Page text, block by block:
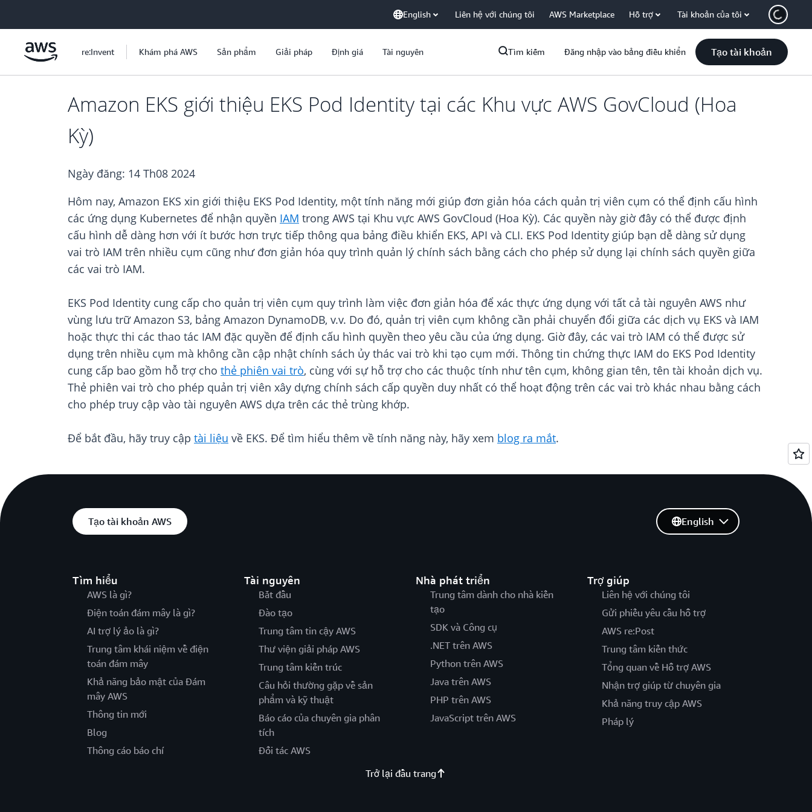
English Liên hệ với chúng tôi AWS Marketplace Hỗ trợ Tài khoản của tôi
re:Invent Khám phá AWS Sản phẩm Giải pháp Định giá Tài nguyên Tìm kiếm Đăng nhập vào bảng điều khiển Tạo tài khoản
Amazon EKS giới thiệu EKS Pod Identity tại các Khu vực AWS GovCloud (Hoa
Kỳ)
Ngày đăng: 14 Th08 2024
Hôm nay, Amazon EKS xin giới thiệu EKS Pod Identity, một tính năng mới giúp đơn giản hóa cách quản trị viên cụm có thể định cấu hình
các ứng dụng Kubernetes để nhận quyền IAM trong AWS tại Khu vực AWS GovCloud (Hoa Kỳ). Các quyền này giờ đây có thể được định
cấu hình dễ dàng hơn với ít bước hơn trực tiếp thông qua bảng điều khiển EKS, API và CLI. EKS Pod Identity giúp bạn dễ dàng sử dụng
vai trò IAM trên nhiều cụm cũng như đơn giản hóa quy trình quản lý chính sách bằng cách cho phép sử dụng lại chính sách quyền giữa
các vai trò IAM.
EKS Pod Identity cung cấp cho quản trị viên cụm quy trình làm việc đơn giản hóa để xác thực ứng dụng với tất cả tài nguyên AWS như
vùng lưu trữ Amazon S3, bảng Amazon DynamoDB, v.v. Do đó, quản trị viên cụm không cần phải chuyển đổi giữa các dịch vụ EKS và IAM
hoặc thực thi các thao tác IAM đặc quyền để định cấu hình quyền theo yêu cầu của ứng dụng. Giờ đây, các vai trò IAM có thể được sử
dụng trên nhiều cụm mà không cần cập nhật chính sách ủy thác vai trò khi tạo cụm mới. Thông tin chứng thực IAM do EKS Pod Identity
cung cấp bao gồm hỗ trợ cho thẻ phiên vai trò, cùng với sự hỗ trợ cho các thuộc tính như tên cụm, không gian tên, tên tài khoản dịch vụ.
Thẻ phiên vai trò cho phép quản trị viên xây dựng chính sách cấp quyền duy nhất có thể hoạt động trên các vai trò khác nhau bằng cách
cho phép truy cập vào tài nguyên AWS dựa trên các thẻ trùng khớp.
Để bắt đầu, hãy truy cập tài liệu về EKS. Để tìm hiểu thêm về tính năng này, hãy xem blog ra mắt.
Tạo tài khoản AWS
Tìm hiểu
AWS là gì?
Điện toán đám mây là gì?
AI trợ lý ảo là gì?
Trung tâm khái niệm về điện
toán đám mây
Khả năng bảo mật của Đám
mây AWS
Thông tin mới
Blog
Thông cáo báo chí
Tài nguyên
Bắt đầu
Đào tạo
Trung tâm tin cậy AWS
Thư viện giải pháp AWS
Trung tâm kiến trúc
Câu hỏi thường gặp về sản
phẩm và kỹ thuật
Báo cáo của chuyên gia phân
tích
Đối tác AWS
Nhà phát triển
Trung tâm dành cho nhà kiến
tạo
SDK và Công cụ
.NET trên AWS
Python trên AWS
Java trên AWS
PHP trên AWS
JavaScript trên AWS
Trợ giúp
Liên hệ với chúng tôi
Gửi phiếu yêu cầu hỗ trợ
AWS re:Post
Trung tâm kiến thức
Tổng quan về Hỗ trợ AWS
Nhận trợ giúp từ chuyên gia
Khả năng truy cập AWS
Pháp lý
English
Trở lại đầu trang